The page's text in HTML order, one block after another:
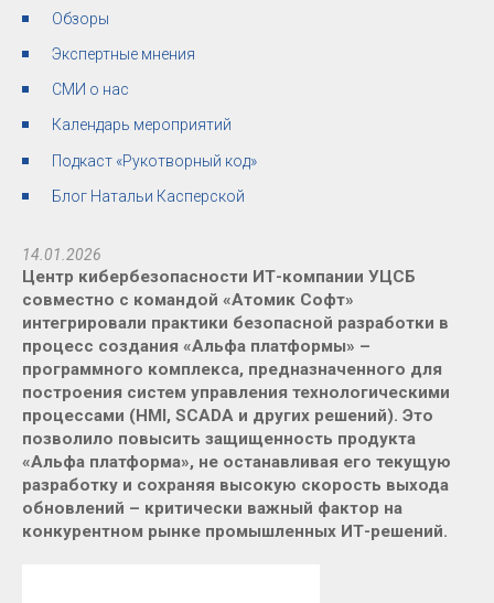
Обзоры
Экспертные мнения
СМИ о нас
Календарь мероприятий
Подкаст «Рукотворный код»
Блог Натальи Касперской
14.01.2026
Центр кибербезопасности ИТ-компании УЦСБ
совместно с командой «Атомик Софт»
интегрировали практики безопасной разработки в
процесс создания «Альфа платформы» –
программного комплекса, предназначенного для
построения систем управления технологическими
процессами (HMI, SCADA и других решений). Это
позволило повысить защищенность продукта
«Альфа платформа», не останавливая его текущую
разработку и сохраняя высокую скорость выхода
обновлений – критически важный фактор на
конкурентном рынке промышленных ИТ-решений.